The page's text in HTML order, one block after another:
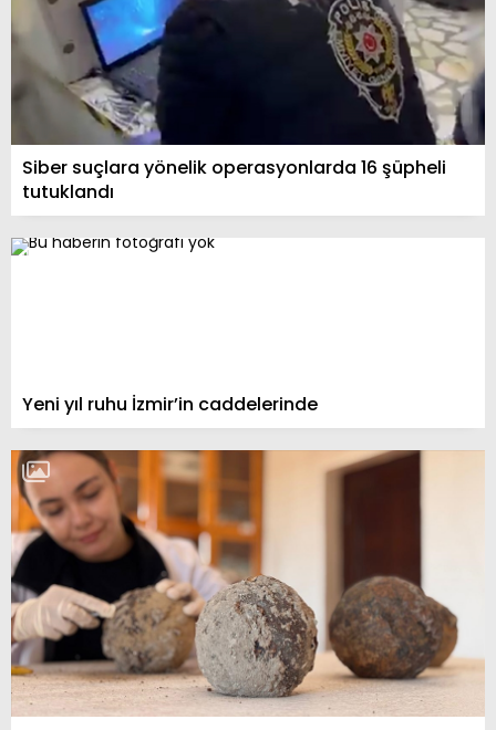
Siber suçlara yönelik operasyonlarda 16 şüpheli
tutuklandı
Yeni yıl ruhu İzmir’in caddelerinde